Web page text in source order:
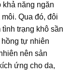
khả năng ngăn
Qua đó, đôi
trạng khô sần
tự nhiên
nên sản
ứng cho da,